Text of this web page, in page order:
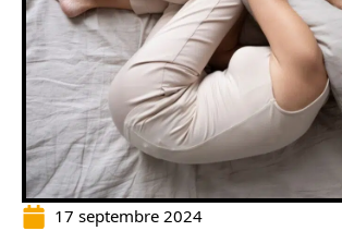
17 septembre 2024